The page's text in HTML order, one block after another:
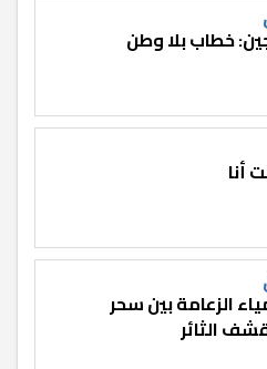
خطاب بلا وطن
أنا
الزعامة بين سحر
الثائر